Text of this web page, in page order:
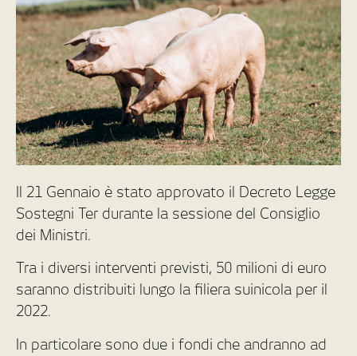
Il 21 Gennaio è stato approvato il Decreto Legge
Sostegni Ter durante la sessione del Consiglio
dei Ministri.
Tra i diversi interventi previsti, 50 milioni di euro
saranno distribuiti lungo la filiera suinicola per il
2022.
In particolare sono due i fondi che andranno ad